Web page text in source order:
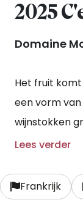
2025
Domaine
Het fruit komt
een vorm
wijnstokken
eiken,
met
(Calendula).
Lees verder
Frankrijk